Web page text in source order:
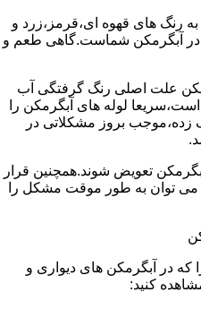
به رنگ های قهوه ای،قرمز،زرد و
آبگرمکن شماست.گاهی طعم و
علت اصلی رنگ گرفتگی آب
لوله های آبگرمکن را
زده،موجب بروز مشکلاتی در
تعویض شوند.همچنین قرار
می توان به طور موقت مشکل را
که در آبگرمکن های دیواری و
کنید: